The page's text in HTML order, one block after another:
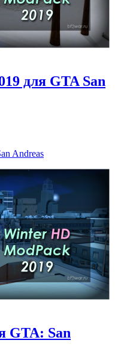
для GTA San
Andreas
GTA: San